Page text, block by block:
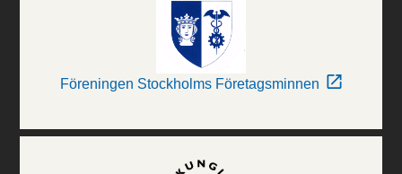
Föreningen Stockholms Företagsminnen